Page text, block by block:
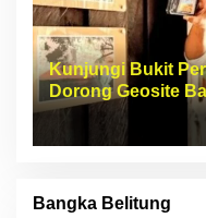
Kunjungi Bukit
Dorong Geosite
Bangka Belitung